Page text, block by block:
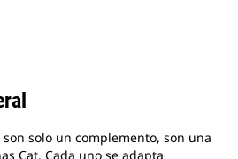
solo un complemento, son una
Cat. Cada uno se adapta